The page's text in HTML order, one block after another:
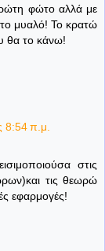
φώτο αλλά με
μυαλό! Το κρατώ
θα το κάνω!
8:54 π.μ.
στις
τις θεωρώ
εφαρμογές!